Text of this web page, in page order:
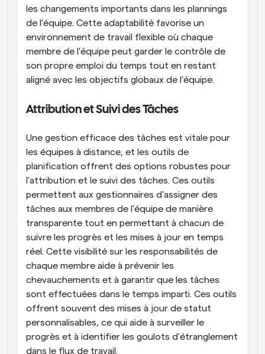
les changements importants dans les plannings
de l'équipe. Cette adaptabilité favorise un
environnement de travail flexible où chaque
membre de l'équipe peut garder le contrôle de
son propre emploi du temps tout en restant
aligné avec les objectifs globaux de l'équipe.
Attribution et Suivi des Tâches
Une gestion efficace des tâches est vitale pour
les équipes à distance, et les outils de
planification offrent des options robustes pour
l'attribution et le suivi des tâches. Ces outils
permettent aux gestionnaires d'assigner des
tâches aux membres de l'équipe de manière
transparente tout en permettant à chacun de
suivre les progrès et les mises à jour en temps
réel. Cette visibilité sur les responsabilités de
chaque membre aide à prévenir les
chevauchements et à garantir que les tâches
sont effectuées dans le temps imparti. Ces outils
offrent souvent des mises à jour de statut
personnalisables, ce qui aide à surveiller le
progrès et à identifier les goulots d'étranglement
dans le flux de travail.